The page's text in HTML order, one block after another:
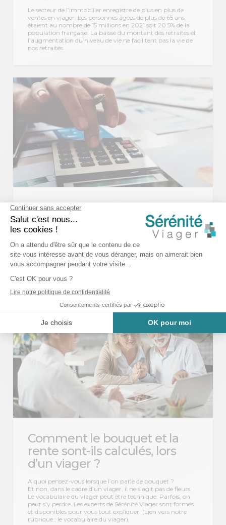
Le secteur de l’immobilier enregistre de plus en plus de
ventes en viager. Les personnes âgées de plus de 65 ans
étaient au nombre de 15 millions en 2021 soit 20.5% de la
population française. La baisse du montant des retraites et
l’augmentation du niveau de vie ne facilitent pas la vie de
nos retraités.
Qu’est-ce qu’une rente
revalorisée ?
La vente de votre bien en viager n’est pas qu’une simple
transaction immobilière. En effet, choisir de vendre en
viager ou en nue-propriété nécessite un accompagnement
et un suivi administratif avant, pendant et après la vente.
Cela ne se termine pas à la signature chez le notaire et
nous vous expliquons pourquoi.
Comment le bouquet et la
rente sont-ils calculés, lors
d’un viager ?
A quoi pensez-vous lorsque l’on parle de bouquet ?
Et non, dans le cadre d’un viager, il ne s’agit pas de fleurs
Le vocabulaire du viager peut être technique. Parfois, on
peut s’y perdre. Les experts de Sérénité Viager sont formés
et disponibles pour vous tout expliquer. (Lien vers notre
rubrique : le vocabulaire du viager)